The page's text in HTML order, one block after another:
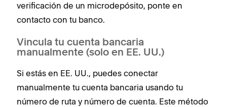
verificación de un microdepósito, ponte en
contacto con tu banco.
Vincula tu cuenta bancaria
manualmente (solo en EE. UU.)
Si estás en EE. UU., puedes conectar
manualmente tu cuenta bancaria usando tu
número de ruta y número de cuenta. Este método